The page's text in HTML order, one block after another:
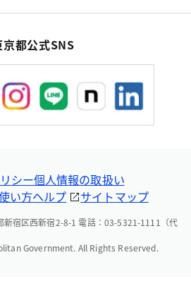
京都公式SNS
シー個人情報の取扱い
い方ヘルプ サイトマップ
宿区西新宿2-8-1 電話：03-5321-1111（代
Government. All Rights Reserved.